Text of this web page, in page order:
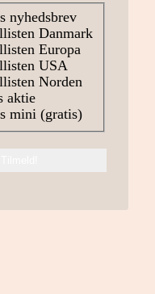
nyhedsbrev
Danmark
Europa
USA
Norden
aktie
mini (gratis)